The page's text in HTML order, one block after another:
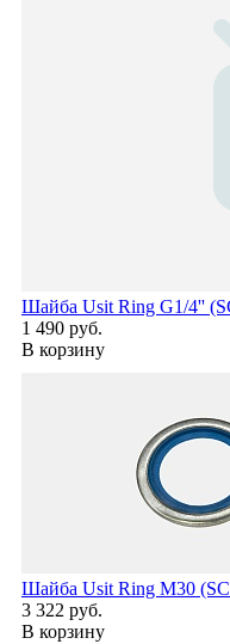
Шайба Usit Ring G1/4''
1 490 руб.
В корзину
Шайба Usit Ring M30
3 322 руб.
В корзину